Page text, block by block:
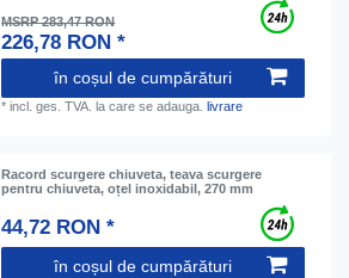
MSRP 283,47 RON
226,78 RON *
în coșul de cumpărături
*incl. ges. TVA. la care se adauga. livrare
Racord scurgere chiuveta, teava scurgere
pentru chiuveta, oțel inoxidabil, 270 mm
44,72 RON *
în coșul de cumpărături